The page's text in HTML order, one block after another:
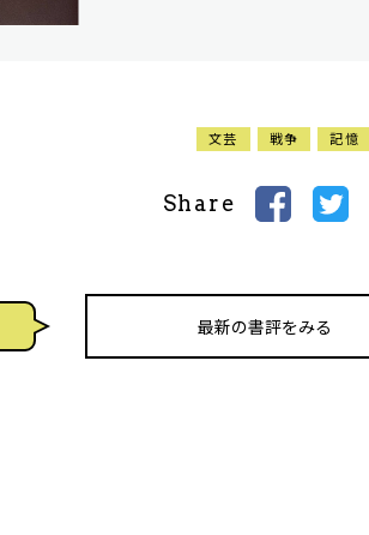
文芸 戦争 記憶
Share
最新の書評をみる